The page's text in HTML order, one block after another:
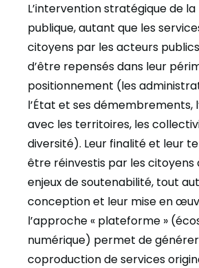
L’intervention stratégique de
publique, autant que les
citoyens par les acteurs
d’être repensés dans leur
positionnement (les
l’État et ses démembrements,
avec les territoires, les
diversité). Leur finalité et leur
être réinvestis par les citoyens
enjeux de soutenabilité, tout
conception et leur mise en
l’approche « plateforme »
numérique) permet de
coproduction de services